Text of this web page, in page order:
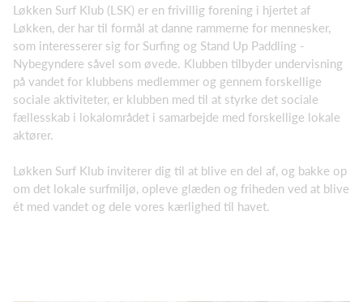
Løkken Surf Klub (LSK) er en frivillig forening i hjertet af
Løkken, der har til formål at danne rammerne for mennesker,
som interesserer sig for Surfing og Stand Up Paddling -
Nybegyndere såvel som øvede. Klubben tilbyder undervisning
på vandet for klubbens medlemmer og gennem forskellige
sociale aktiviteter, er klubben med til at styrke det sociale
fællesskab i lokalområdet i samarbejde med forskellige lokale
aktører.
Løkken Surf Klub inviterer dig til at blive en del af, og bakke op
om det lokale surfmiljø, opleve glæden og friheden ved at blive
ét med vandet og dele vores kærlighed til havet.